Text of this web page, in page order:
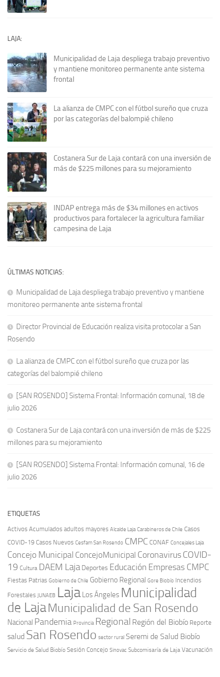
LAJA:
Municipalidad de Laja despliega trabajo preventivo
y mantiene monitoreo permanente ante sistema
frontal
La alianza de CMPC con el fútbol sureño que cruza
por las categorías del balompié chileno
Costanera Sur de Laja contará con una inversión de
más de $225 millones para su mejoramiento
INDAP entrega más de $34 millones en activos
productivos para fortalecer la agricultura familiar
campesina de Laja
ÚLTIMAS NOTICIAS:
Municipalidad de Laja despliega trabajo preventivo y mantiene
monitoreo permanente ante sistema frontal
Director Provincial de Educación realiza visita protocolar a San
Rosendo
La alianza de CMPC con el fútbol sureño que cruza por las
categorías del balompié chileno
[SAN ROSENDO] Sistema Frontal: Información comunal, 18 de
julio 2026
Costanera Sur de Laja contará con una inversión de más de $225
millones para su mejoramiento
[SAN ROSENDO] Sistema Frontal: Información comunal, 16 de
julio 2026
ETIQUETAS
Activos Acumulados adultos mayores Alcalde Laja Carabineros de Chile Casos
COVID-19 Casos Nuevos Cesfam San Rosendo CMPC CONAF Concejales Laja
Concejo Municipal ConcejoMunicipal CoronavirusCOVID-
19 Cultura DAEM Laja Deportes Educación Empresas CMPC
Fiestas Patrias Gobierno de Chile Gobierno Regional Gore Biobío Incendios
Forestales JUNAEB Laja Los Ángeles Municipalidad
de LajaMunicipalidad de San Rosendo
Nacional Pandemia Provincia Regional Región del Biobío Reporte
salud San Rosendo sector rural Seremi de Salud Biobío
Servicio de Salud Biobío Sesión Concejo Sinovac Subcomisaría de Laja Vacunación